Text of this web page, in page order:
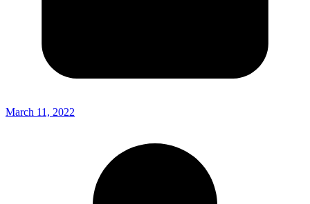
March 11, 2022